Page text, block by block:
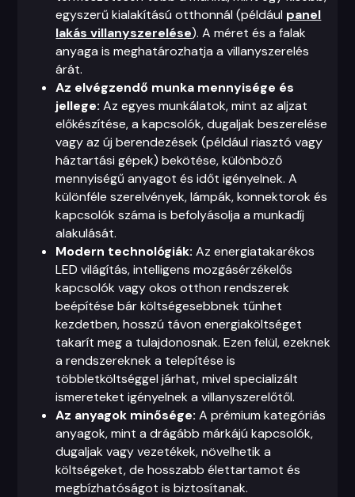
egyszerű kialakítású otthonnál (például panel
lakás villanyszerelése). A méret és a falak
anyaga is meghatározhatja a villanyszerelés
árát.
Az elvégzendő munka mennyisége és
jellege: Az egyes munkálatok, mint az aljzat
előkészítése, a kapcsolók, dugaljak beszerelése
vagy az új berendezések (például riasztó vagy
háztartási gépek) bekötése, különböző
mennyiségű anyagot és időt igényelnek. A
különféle szerelvények, lámpák, konnektorok és
kapcsolók száma is befolyásolja a munkadíj
alakulását.
Modern technológiák: Az energiatakarékos
LED világítás, intelligens mozgásérzékelős
kapcsolók vagy okos otthon rendszerek
beépítése bár költségesebbnek tűnhet
kezdetben, hosszú távon energiaköltséget
takarít meg a tulajdonosnak. Ezen felül, ezeknek
a rendszereknek a telepítése is
többletköltséggel járhat, mivel specializált
ismereteket igényelnek a villanyszerelőtől.
Az anyagok minősége: A prémium kategóriás
anyagok, mint a drágább márkájú kapcsolók,
dugaljak vagy vezetékek, növelhetik a
költségeket, de hosszabb élettartamot és
megbízhatóságot is biztosítanak.